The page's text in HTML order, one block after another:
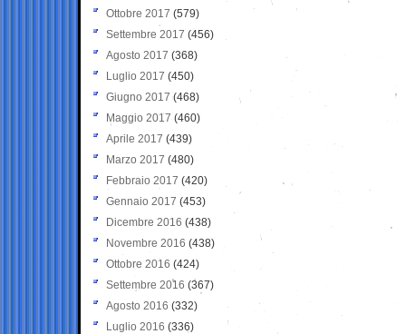
Ottobre 2017 (579)
Settembre 2017 (456)
Agosto 2017 (368)
Luglio 2017 (450)
Giugno 2017 (468)
Maggio 2017 (460)
Aprile 2017 (439)
Marzo 2017 (480)
Febbraio 2017 (420)
Gennaio 2017 (453)
Dicembre 2016 (438)
Novembre 2016 (438)
Ottobre 2016 (424)
Settembre 2016 (367)
Agosto 2016 (332)
Luglio 2016 (336)